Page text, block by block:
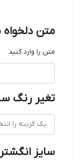
متن دلخواه
متن را وارد کنید
تغیر رنگ
سایز